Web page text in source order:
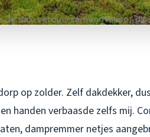
op zolder. Zelf dakdekker,
handen verbaasde zelfs mij.
dampremmer netjes